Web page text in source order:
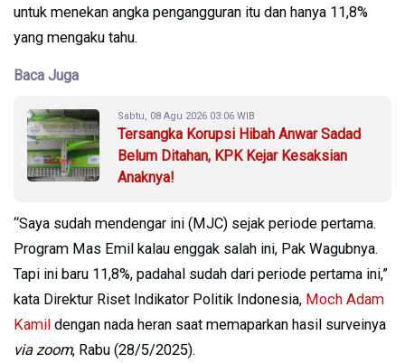
untuk menekan angka pengangguran itu dan hanya 11,8%
yang mengaku tahu.
Baca Juga
Sabtu, 08 Agu 2026 03:06 WIB
Tersangka Korupsi Hibah Anwar Sadad
Belum Ditahan, KPK Kejar Kesaksian
Anaknya!
“Saya sudah mendengar ini (MJC) sejak periode pertama.
Program Mas Emil kalau enggak salah ini, Pak Wagubnya.
Tapi ini baru 11,8%, padahal sudah dari periode pertama ini,”
kata Direktur Riset Indikator Politik Indonesia, Moch Adam
Kamil dengan nada heran saat memaparkan hasil surveinya
via zoom, Rabu (28/5/2025).